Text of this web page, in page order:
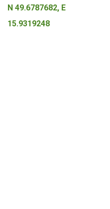
N 49.6787682, E
15.9319248